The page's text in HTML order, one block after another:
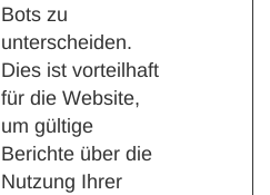
Bots zu
unterscheiden.
Dies ist vorteilhaft
für die Website,
um gültige
Berichte über die
Nutzung Ihrer